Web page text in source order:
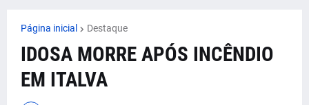
Página inicial Destaque
IDOSA MORRE APÓS INCÊNDIO
EM ITALVA